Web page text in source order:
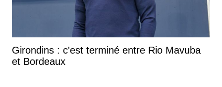
Girondins : c'est terminé entre Rio Mavuba
et Bordeaux